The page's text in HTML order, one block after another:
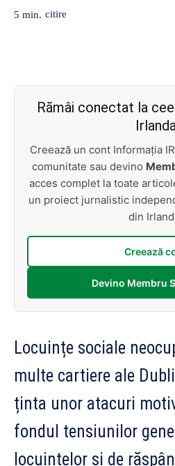
5 min. citire
Rămâi conectat la
Irlanda
Creează un cont Informația
comunitate sau devino
acces complet la toate
un proiect jurnalistic
din
Creează
Devino Membru
Locuințe sociale
multe cartiere ale
ținta unor atacuri
fondul tensiunilor
locuințelor și de